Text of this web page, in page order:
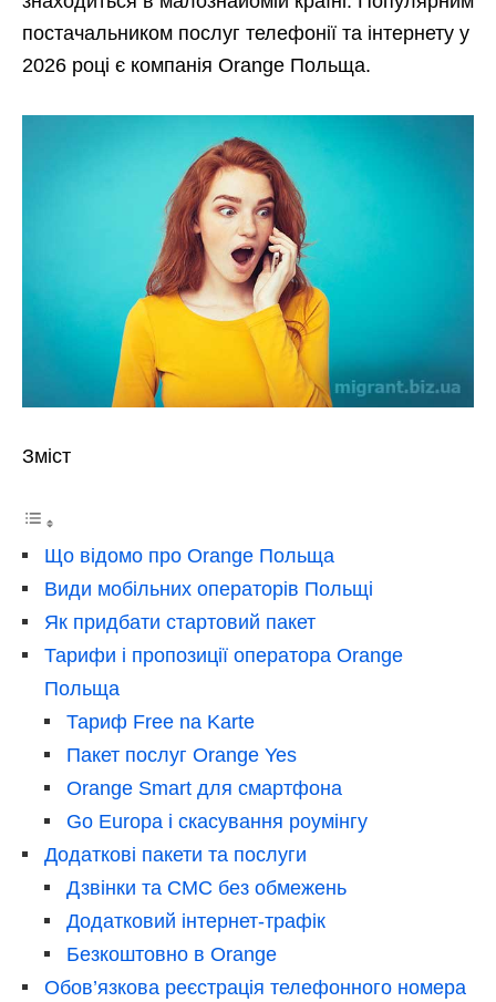
постачальником послуг телефонії та інтернету у
2026 році є компанія Orange Польща.
Зміст
Що відомо про Orange Польща
Види мобільних операторів Польщі
Як придбати стартовий пакет
Тарифи і пропозиції оператора Orange
Польща
Тариф Free na Karte
Пакет послуг Orange Yes
Orange Smart для смартфона
Go Europa і скасування роумінгу
Додаткові пакети та послуги
Дзвінки та СМС без обмежень
Додатковий інтернет-трафік
Безкоштовно в Orange
Обов’язкова реєстрація телефонного номера